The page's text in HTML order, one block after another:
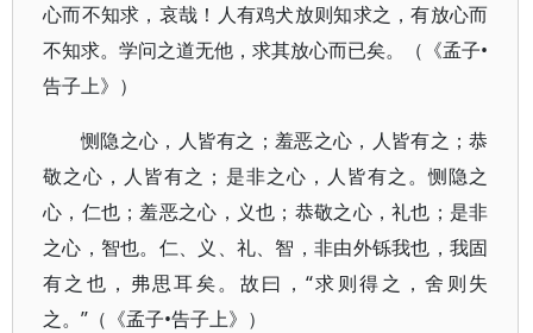
心而不知求，哀哉！人有鸡犬放则知求之，有放心而
不知求。学问之道无他，求其放心而已矣。（《孟子•
告子上》）
恻隐之心，人皆有之；羞恶之心，人皆有之；恭
敬之心，人皆有之；是非之心，人皆有之。恻隐之
心，仁也；羞恶之心，义也；恭敬之心，礼也；是非
之心，智也。仁、义、礼、智，非由外铄我也，我固
有之也，弗思耳矣。故曰，“求则得之，舍则失
之。”（《孟子•告子上》）